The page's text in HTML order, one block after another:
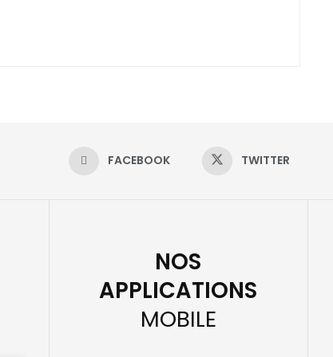
FACEBOOK TWITTER
NOS
APPLICATIONS
MOBILE